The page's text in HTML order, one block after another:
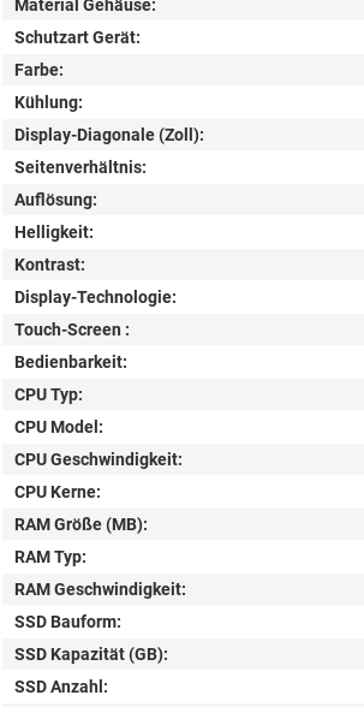
Material Gehäuse:
Schutzart Gerät:
Farbe:
Kühlung:
Display-Diagonale (Zoll):
Seitenverhältnis:
Auflösung:
Helligkeit:
Kontrast:
Display-Technologie:
Touch-Screen :
Bedienbarkeit:
CPU Typ:
CPU Model:
CPU Geschwindigkeit:
CPU Kerne:
RAM Größe (MB):
RAM Typ:
RAM Geschwindigkeit:
SSD Bauform:
SSD Kapazität (GB):
SSD Anzahl: